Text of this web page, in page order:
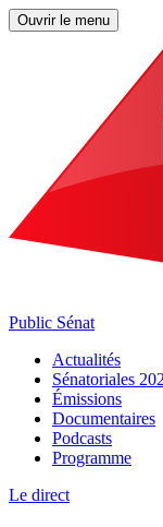
Ouvrir le menu
Public Sénat
Actualités
Sénatoriales
Émissions
Documentaires
Podcasts
Programme
Le direct